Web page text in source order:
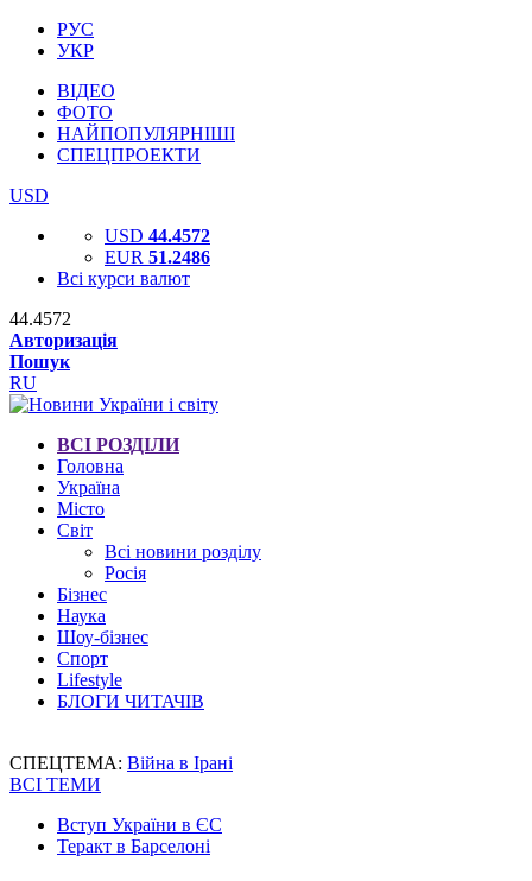
РУС
УКР
ВІДЕО
ФОТО
НАЙПОПУЛЯРНІШІ
СПЕЦПРОЕКТИ
USD
USD 44.4572
EUR 51.2486
Всі курси валют
44.4572
Авторизація
Пошук
RU
ВСІ РОЗДІЛИ
Головна
Україна
Місто
Світ
Всі новини розділу
Росія
Бізнес
Наука
Шоу-бізнес
Спорт
Lifestyle
БЛОГИ ЧИТАЧІВ
СПЕЦТЕМА: Війна в Ірані
ВСІ ТЕМИ
Вступ України в ЄС
Теракт в Барселоні